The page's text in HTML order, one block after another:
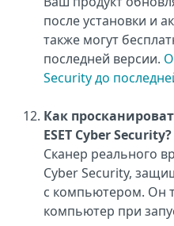
после установки и
также могут
последней версии.
Security до
Как
ESET Cyber Security?
Сканер реального
Cyber Security,
с компьютером. Он
компьютер при